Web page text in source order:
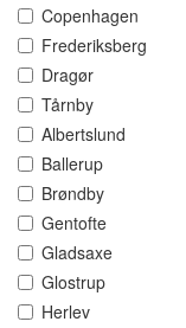
Copenhagen
Frederiksberg
Dragør
Tårnby
Albertslund
Ballerup
Brøndby
Gentofte
Gladsaxe
Glostrup
Herlev